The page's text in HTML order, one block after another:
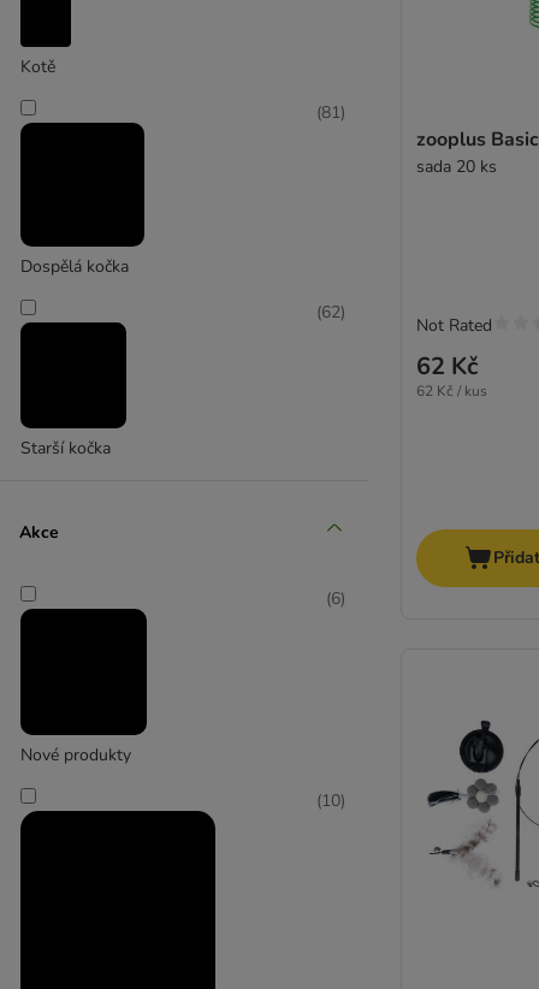
Catit
Kotě
Dospělá kočka
(81)
Starší kočka
(62)
Akce
Nové produkty
(6)
(10)
zooplus
sada 20 ks
62 Kč
62 Kč / kus
Not Rated